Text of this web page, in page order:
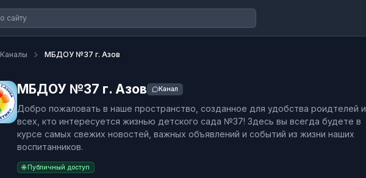
Каналы МБДОУ №37 г. Азов
МБДОУ №37 г. Азов Канал
Добро пожаловать в наше пространство, созданное для удобства роидтелей и
всех, кто интересуется жизнью детского сада №37! Здесь вы всегда будете в
курсе самых свежих новостей, важных объявлений и событий из жизни наших
воспитанников.
🌐 Публичный доступ